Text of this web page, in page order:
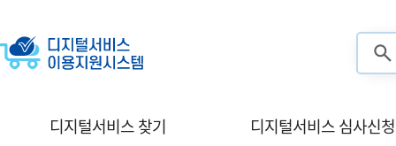
디지털서비스 찾기 디지털서비스 심사신청